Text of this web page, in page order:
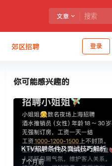
文章
登录
郊区招聘
你可能感兴趣的
KTV招聘条件及面试技巧解析
7 个月前